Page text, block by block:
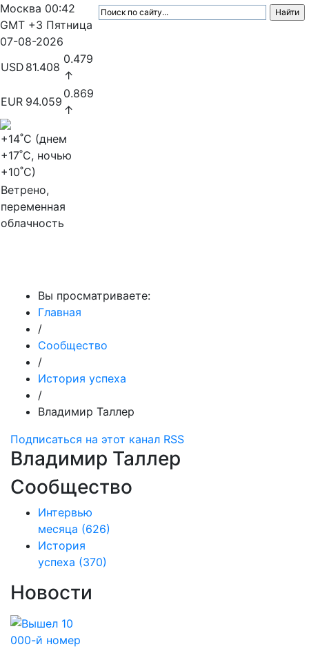
Москва 00:42
GMT +3 Пятница
07-08-2026
USD 81.408
0.479
↑
EUR 94.059
0.869
↑
+14˚C (днем
+17˚C, ночью
+10˚C)
Ветрено,
переменная
облачность
Вы просматриваете:
Главная
/
Сообщество
/
История успеха
/
Владимир Таллер
Подписаться на этот канал RSS
Владимир Таллер
Сообщество
Интервью
месяца (626)
История
успеха (370)
Новости